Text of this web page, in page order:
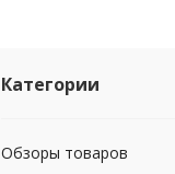
Категории
Обзоры товаров